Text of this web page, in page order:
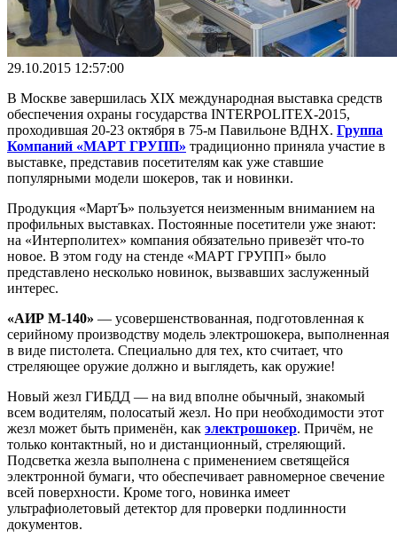
29.10.2015 12:57:00
В Москве завершилась XIX международная выставка средств
обеспечения охраны государства INTERPOLITEX-2015,
проходившая 20-23 октября в 75-м Павильоне ВДНХ. Группа
Компаний «МАРТ ГРУПП» традиционно приняла участие в
выставке, представив посетителям как уже ставшие
популярными модели шокеров, так и новинки.
Продукция «МартЪ» пользуется неизменным вниманием на
профильных выставках. Постоянные посетители уже знают:
на «Интерполитех» компания обязательно привезёт что-то
новое. В этом году на стенде «МАРТ ГРУПП» было
представлено несколько новинок, вызвавших заслуженный
интерес.
«АИР М-140» — усовершенствованная, подготовленная к
серийному производству модель электрошокера, выполненная
в виде пистолета. Специально для тех, кто считает, что
стреляющее оружие должно и выглядеть, как оружие!
Новый жезл ГИБДД — на вид вполне обычный, знакомый
всем водителям, полосатый жезл. Но при необходимости этот
жезл может быть применён, как электрошокер. Причём, не
только контактный, но и дистанционный, стреляющий.
Подсветка жезла выполнена с применением светящейся
электронной бумаги, что обеспечивает равномерное свечение
всей поверхности. Кроме того, новинка имеет
ультрафиолетовый детектор для проверки подлинности
документов.